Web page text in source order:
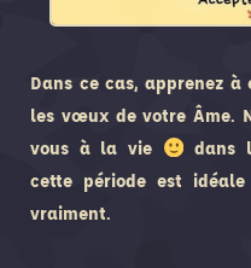
Dans ce cas, apprenez
les vœux de votre Âme.
vous à la vie
dans
cette période est
vraiment.